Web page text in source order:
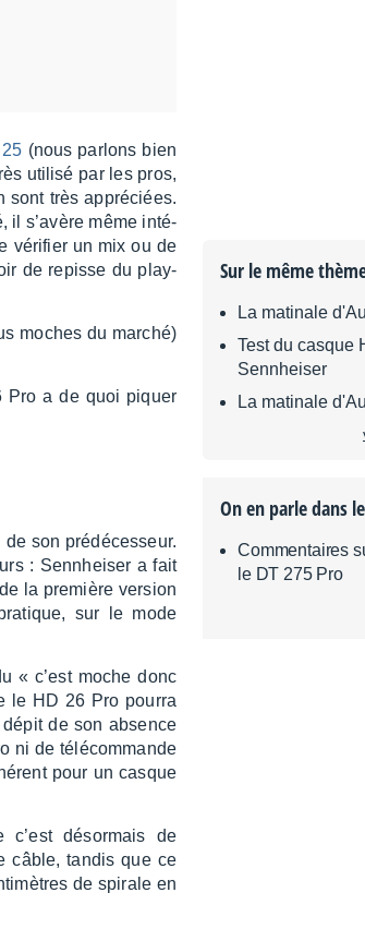
(nous parlons bien
utilisé par les pros,
sont très appré­ciées.
il s’avère même inté­
véri­fier un mix ou de
de repisse du play­
moches du marché)
Pro a de quoi piquer
son prédé­ces­seur.
: Senn­hei­ser a fait
la première version
sur le mode
« c’est moche donc
le HD 26 Pro pourra
de son absence
ni de télé­com­mande
pour un casque
c’est désor­mais de
câble, tandis que ce
de spirale en
Sur le même
La matinale
Test du casque
Sennheiser
La matinale
On en parle dans
Commentaires
le DT 275 Pro